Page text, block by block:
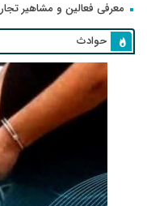
معرفی فعالین و مشاهیر
حوادث